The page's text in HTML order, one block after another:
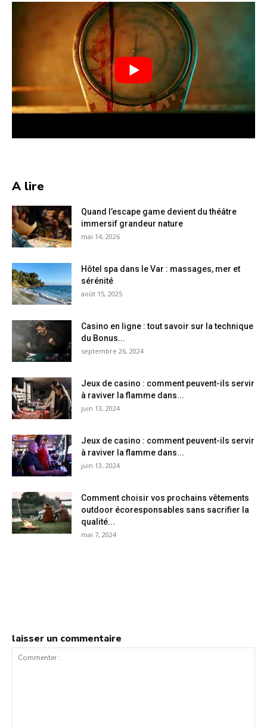
A lire
Quand l’escape game devient du théâtre
immersif grandeur nature
mai 14, 2026
Hôtel spa dans le Var : massages, mer et
sérénité
août 15, 2025
Casino en ligne : tout savoir sur la technique
du Bonus...
septembre 26, 2024
Jeux de casino : comment peuvent-ils servir
à raviver la flamme dans...
juin 13, 2024
Jeux de casino : comment peuvent-ils servir
à raviver la flamme dans...
juin 13, 2024
Comment choisir vos prochains vêtements
outdoor écoresponsables sans sacrifier la
qualité...
mai 7, 2024
laisser un commentaire